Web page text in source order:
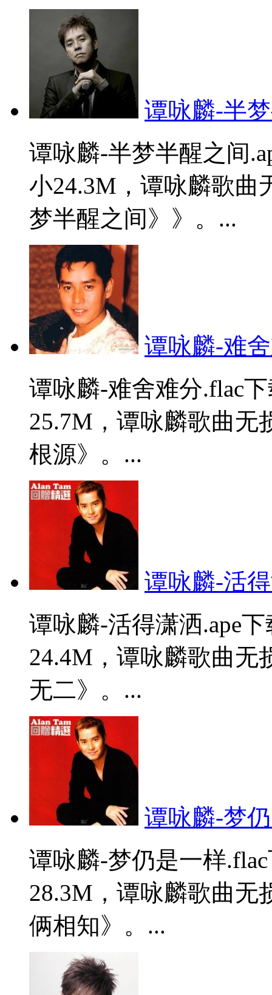
谭咏麟-半
谭咏麟-半梦半醒之间
小24.3M，谭咏麟歌曲
梦半醒之间》》。...
谭咏麟-难
谭咏麟-难舍难分.flac
25.7M，谭咏麟歌曲无
根源》。...
谭咏麟-活
谭咏麟-活得潇洒.ape
24.4M，谭咏麟歌曲无
无二》。...
谭咏麟-梦
谭咏麟-梦仍是一样
28.3M，谭咏麟歌曲无
俩相知》。...